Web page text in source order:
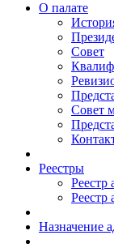
О палате
Совет
Совет
Реестры
Реестр
Реестр
Назначение